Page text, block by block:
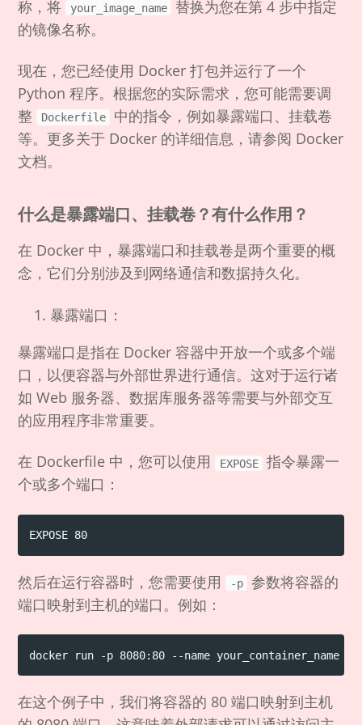
称，将 your_image_name
替换为您在第 4 步中指定
的镜像名称。
现在，您已经使用 Docker 打包并运行了一个
Python 程序。根据您的实际需求，您可能需要调
整
Dockerfile
中的指令，例如暴露端口、挂载卷
等。更多关于 Docker 的详细信息，请参阅 Docker
文档。
什么是暴露端口、挂载卷？有什么作用？
在 Docker 中，暴露端口和挂载卷是两个重要的概
念，它们分别涉及到网络通信和数据持久化。
暴露端口：
暴露端口是指在 Docker 容器中开放一个或多个端
口，以便容器与外部世界进行通信。这对于运行诸
如 Web 服务器、数据库服务器等需要与外部交互
的应用程序非常重要。
在 Dockerfile 中，您可以使用 EXPOSE
指令暴露一
个或多个端口：
EXPOSE 80
然后在运行容器时，您需要使用 -p
参数将容器的
端口映射到主机的端口。例如：
在这个例子中，我们将容器的 80 端口映射到主机